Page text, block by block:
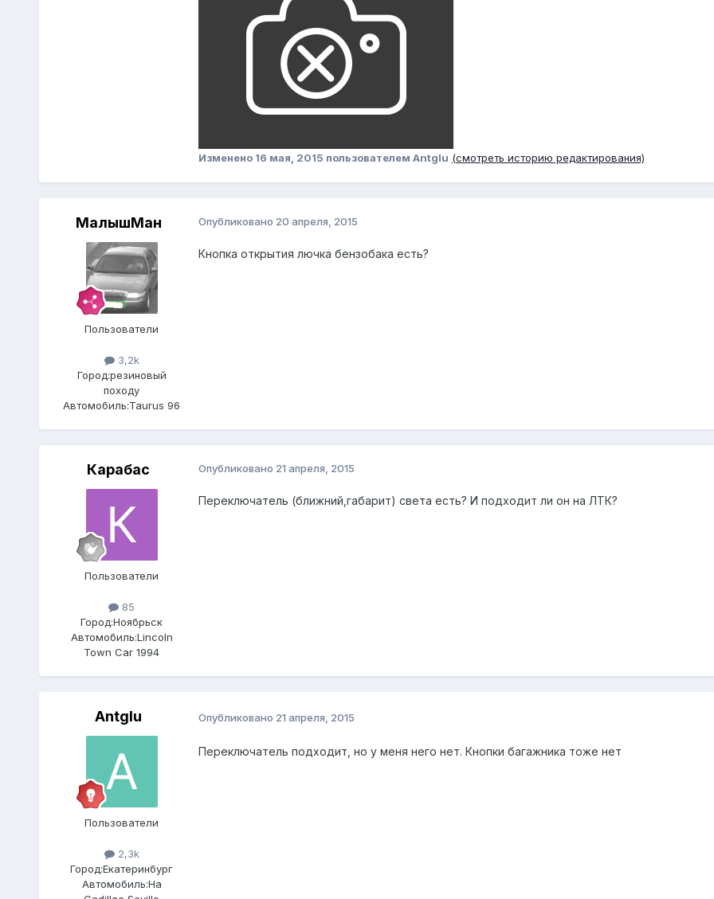
Изменено 16 мая, 2015 пользователем Antglu (смотреть историю редактирования)
МалышМан
Пользователи
3,2k
Город:резиновый
походу
Автомобиль:Taurus 96
Опубликовано 20 апреля, 2015
Кнопка открытия лючка бензобака есть?
Карабас
Пользователи
85
Город:Ноябрьск
Автомобиль:Lincoln
Town Car 1994
Опубликовано 21 апреля, 2015
Переключатель (ближний,габарит) света есть? И подходит ли он на ЛТК?
Antglu
Пользователи
2,3k
Город:Екатеринбург
Автомобиль:На
Опубликовано 21 апреля, 2015
Переключатель подходит, но у меня него нет. Кнопки багажника тоже нет